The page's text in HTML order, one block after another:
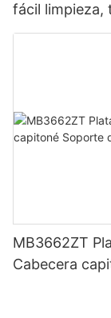
fácil limpieza,
de fábrica -
MB3662ZT
Cabecera